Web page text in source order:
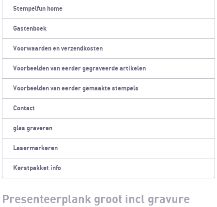
Stempelfun home
Gastenboek
Voorwaarden en verzendkosten
Voorbeelden van eerder gegraveerde artikelen
Voorbeelden van eerder gemaakte stempels
Contact
glas graveren
Lasermarkeren
Kerstpakket info
Presenteerplank groot incl gravure